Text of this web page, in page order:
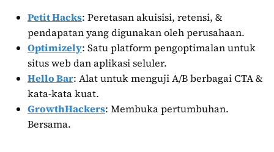
Petit Hacks: Peretasan akuisisi, retensi, &
pendapatan yang digunakan oleh perusahaan.
Optimizely: Satu platform pengoptimalan untuk
situs web dan aplikasi seluler.
Hello Bar: Alat untuk menguji A/B berbagai CTA &
kata-kata kuat.
GrowthHackers: Membuka pertumbuhan.
Bersama.